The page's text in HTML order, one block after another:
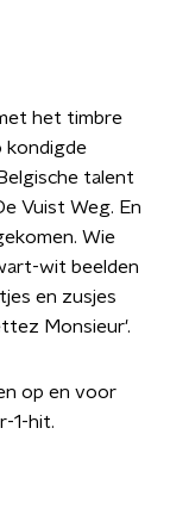
het timbre
kondigde
talent
Vuist Weg. En
Wie
wit beelden
en zusjes
Monsieur'.
op en voor
1-hit.